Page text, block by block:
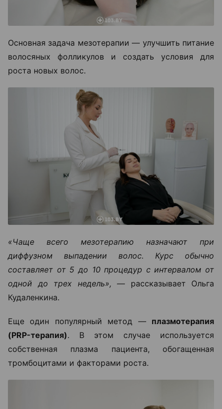
Основная задача мезотерапии — улучшить питание
волосяных фолликулов и создать условия для
роста новых волос.
«Чаще всего мезотерапию назначают при
диффузном выпадении волос. Курс обычно
составляет от 5 до 10 процедур с интервалом от
одной до трех недель», — рассказывает Ольга
Кудаленкина.
Еще один популярный метод — плазмотерапия
(PRP-терапия). В этом случае используется
собственная плазма пациента, обогащенная
тромбоцитами и факторами роста.